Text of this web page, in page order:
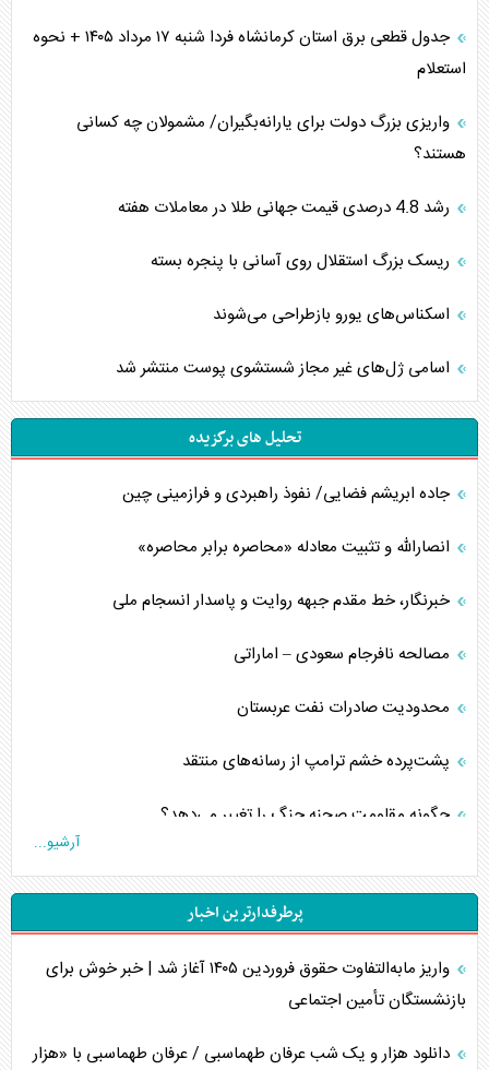
جدول قطعی برق استان کرمانشاه فردا شنبه ۱۷ مرداد ۱۴۰۵ + نحوه
استعلام
واریزی بزرگ دولت برای یارانه‌بگیران/ مشمولان چه کسانی
هستند؟
رشد 4.8 درصدی قیمت جهانی طلا در معاملات هفته
ریسک بزرگ استقلال روی آسانی با پنجره بسته
اسکناس‌های یورو بازطراحی می‌شوند
اسامی ژل‌های غیر مجاز شستشوی پوست منتشر شد
تحلیل های برگزیده
جاده ابریشم فضایی/ نفوذ راهبردی و فرازمینی چین
انصارالله و تثبیت معادله «محاصره برابر محاصره»
خبرنگار، خط مقدم جبهه روایت و پاسدار انسجام ملی
مصالحه نافرجام سعودی – اماراتی
محدودیت صادرات نفت عربستان
پشت‌پرده خشم ترامپ از رسانه‌های منتقد
چگونه مقاومت صحنه جنگ را تغییر می‌دهد؟
جنگ رمضان و معضل حضور نظامیان آمریکایی
تحلیل جامع پدیده تراستی‌ها
تأثیر جنگ ایران و آمریکا بر اقتصاد جهانی
آرشیو...
پرطرفدارترین اخبار
واریز مابه‌التفاوت حقوق فروردین ۱۴۰۵ آغاز شد | خبر خوش برای
بازنشستگان تأمین اجتماعی
دانلود هزار و یک شب عرفان طهماسبی / عرفان طهماسبی با «هزار